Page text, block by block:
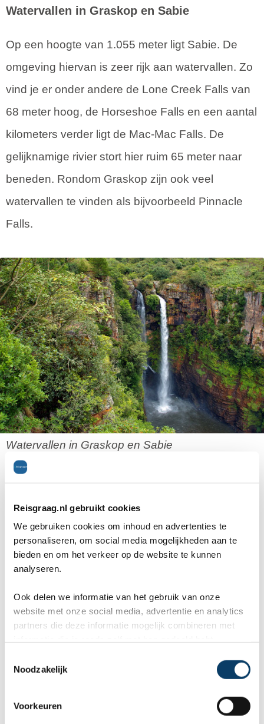
Reisgraag.nl gebruikt cookies
We gebruiken cookies om inhoud en advertenties te
personaliseren, om social media mogelijkheden aan te
bieden en om het verkeer op de website te kunnen
analyseren.
Ook delen we informatie van het gebruik van onze
website met onze social media, advertentie en analytics
partners die deze informatie mogelijk combineren met
Noodzakelijk
Voorkeuren
Watervallen in Graskop en Sabie
Op een hoogte van 1.055 meter ligt Sabie. De
omgeving hiervan is zeer rijk aan watervallen. Zo
vind je er onder andere de Lone Creek Falls van
68 meter hoog, de Horseshoe Falls en een aantal
kilometers verder ligt de Mac-Mac Falls. De
gelijknamige rivier stort hier ruim 65 meter naar
beneden. Rondom Graskop zijn ook veel
watervallen te vinden als bijvoorbeeld Pinnacle
Falls.
Watervallen in Graskop en Sabie
Reisgraag.nl
Stationssingel 120e
5371BB Ravenstein
0486-412199
0486-412199
rb@reisgraag.nl